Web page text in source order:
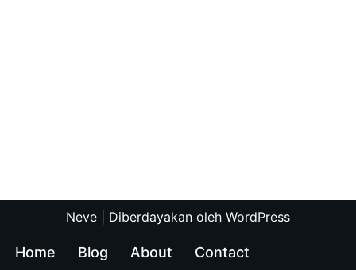
Neve | Diberdayakan oleh WordPress
Home Blog About Contact